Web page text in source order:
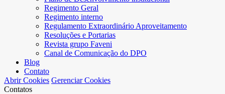
Regimento Geral
Regimento interno
Regulamento Extraordinário Aproveitamento
Resoluções e Portarias
Revista grupo Faveni
Canal de Comunicação do DPO
Blog
Contato
Abrir Cookies Gerenciar Cookies
Contatos